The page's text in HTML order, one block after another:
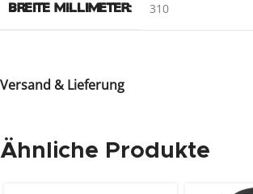
BREITE MILLIMETER: 310
Versand & Lieferung
Ähnliche Produkte